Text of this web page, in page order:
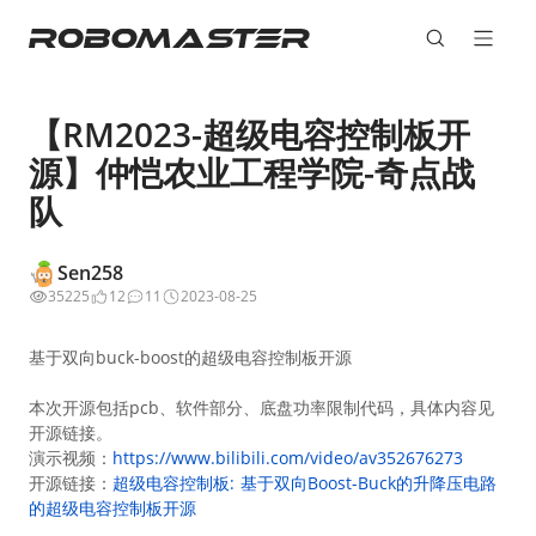
【RM2023-超级电容控制板开
源】仲恺农业工程学院-奇点战
队
Sen258
35225 12 11 2023-08-25
基于双向buck-boost的超级电容控制板开源
本次开源包括pcb、软件部分、底盘功率限制代码，具体内容见
开源链接。
演示视频： https://www.bilibili.com/video/av352676273
开源链接： 超级电容控制板: 基于双向Boost-Buck的升降压电路
的超级电容控制板开源